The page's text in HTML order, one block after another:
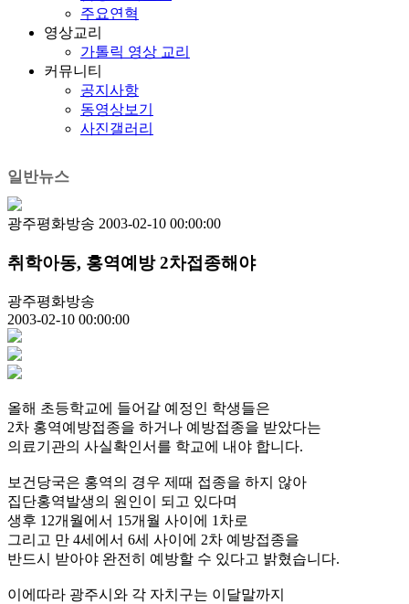
주요연혁
영상교리
가톨릭 영상 교리
커뮤니티
공지사항
동영상보기
사진갤러리
일반뉴스
광주평화방송 2003-02-10 00:00:00
취학아동, 홍역예방 2차접종해야
광주평화방송
2003-02-10 00:00:00
올해 초등학교에 들어갈 예정인 학생들은
2차 홍역예방접종을 하거나 예방접종을 받았다는
의료기관의 사실확인서를 학교에 내야 합니다.
보건당국은 홍역의 경우 제때 접종을 하지 않아
집단홍역발생의 원인이 되고 있다며
생후 12개월에서 15개월 사이에 1차로
그리고 만 4세에서 6세 사이에 2차 예방접종을
반드시 받아야 완전히 예방할 수 있다고 밝혔습니다.
이에따라 광주시와 각 자치구는 이달말까지